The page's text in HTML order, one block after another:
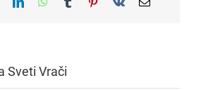
Sveti Vrači